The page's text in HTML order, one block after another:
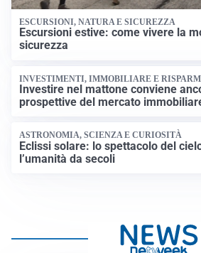
ESCURSIONI, NATURA E SICUREZZA
Escursioni estive: come vivere la
sicurezza
INVESTIMENTI, IMMOBILIARE E
Investire nel mattone conviene
prospettive del mercato
ASTRONOMIA, SCIENZA E CURIOSITÀ
Eclissi solare: lo spettacolo del
l’umanità da secoli